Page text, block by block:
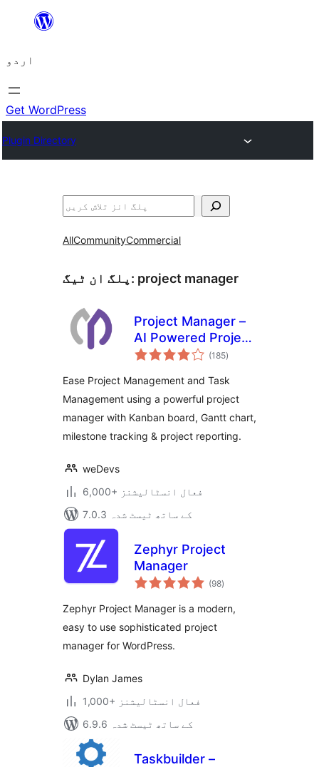
چھوڑیں
پر
جائیں
اردو
Get WordPress
Plugin Directory
تلاش
AllCommunityCommercial
پلگ ان ٹیگ: project manager
Project Manager –
AI Powered Project
Management, Task
Kanban Board &
Time Tracker
(185مجموعی
درجہ
)
Ease Project Management and Task
Management using a powerful project
manager with Kanban board, Gantt chart,
milestone tracking & project reporting.
weDevs
6,000+ فعال انسٹالیشنز
7.0.3 کے ساتھ ٹیسٹ شدہ
Zephyr Project
Manager
(98مجموعی
درجہ
)
Zephyr Project Manager is a modern,
easy to use sophisticated project
manager for WordPress.
Dylan James
1,000+ فعال انسٹالیشنز
6.9.6 کے ساتھ ٹیسٹ شدہ
Taskbuilder –